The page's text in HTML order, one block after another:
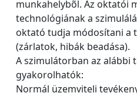
munkahelybõl. Az oktatói
technológiának a
oktató tudja módosítani a
(zárlatok, hibák beadása).
A szimulátorban az alábbi
gyakorolhatók:
Normál üzemviteli